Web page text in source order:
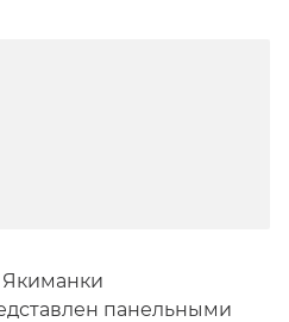
панельными